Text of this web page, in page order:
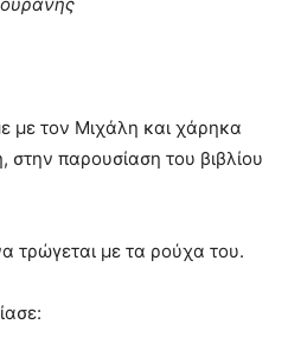
με τον Μιχάλη και χάρηκα
στην παρουσίαση του βιβλίου
τρώγεται με τα ρούχα του.